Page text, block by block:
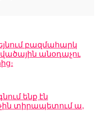
բազմահարկ
անօդաչու
ենք էն
տիրապետում ա,